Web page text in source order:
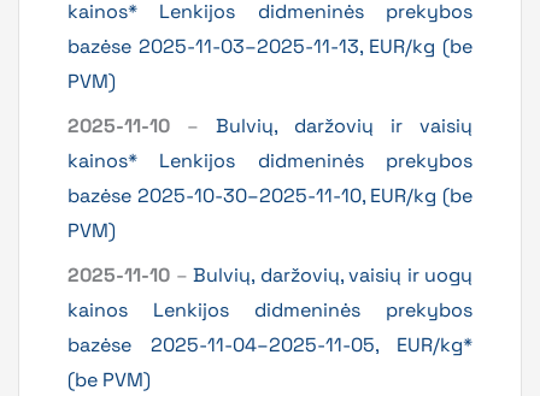
kainos* Lenkijos didmeninės prekybos
bazėse 2025-11-03–2025-11-13, EUR/kg (be
PVM)
2025-11-10 – Bulvių, daržovių ir vaisių
kainos* Lenkijos didmeninės prekybos
bazėse 2025-10-30–2025-11-10, EUR/kg (be
PVM)
2025-11-10 – Bulvių, daržovių, vaisių ir uogų
kainos Lenkijos didmeninės prekybos
bazėse 2025-11-04–2025-11-05, EUR/kg*
(be PVM)